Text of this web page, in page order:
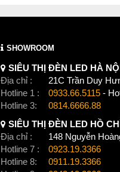
SHOWROOM
SIÊU THỊ ĐÈN LED HÀ
Địa chỉ :
21C Trần Duy
Hotline 1 :
0933.66.5115 -
Hotline 3:
0814.6666.88
SIÊU THỊ ĐÈN LED HỒ
Địa chỉ :
148 Nguyễn
Hotline 7 :
0923.19.3366
Hotline 8:
0911.19.3366